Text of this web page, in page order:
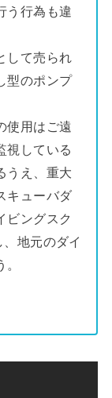
う行為も違
して売られ
型のポンプ
使用はご遠
視している
うえ、重大
キューバダ
ビングスク
地元のダイ